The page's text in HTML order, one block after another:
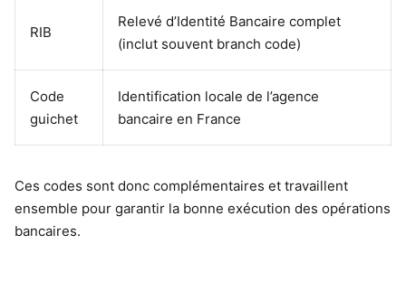
RIB
Relevé d’Identité Bancaire complet
(inclut souvent branch code)
Code
guichet
Identification locale de l’agence
bancaire en France
Ces codes sont donc complémentaires et travaillent
ensemble pour garantir la bonne exécution des opérations
bancaires.